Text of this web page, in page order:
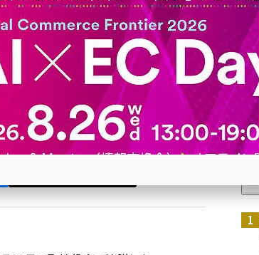
ール店を閉店、通販
」「幸楽苑 Amazon店」を9月末までに
人